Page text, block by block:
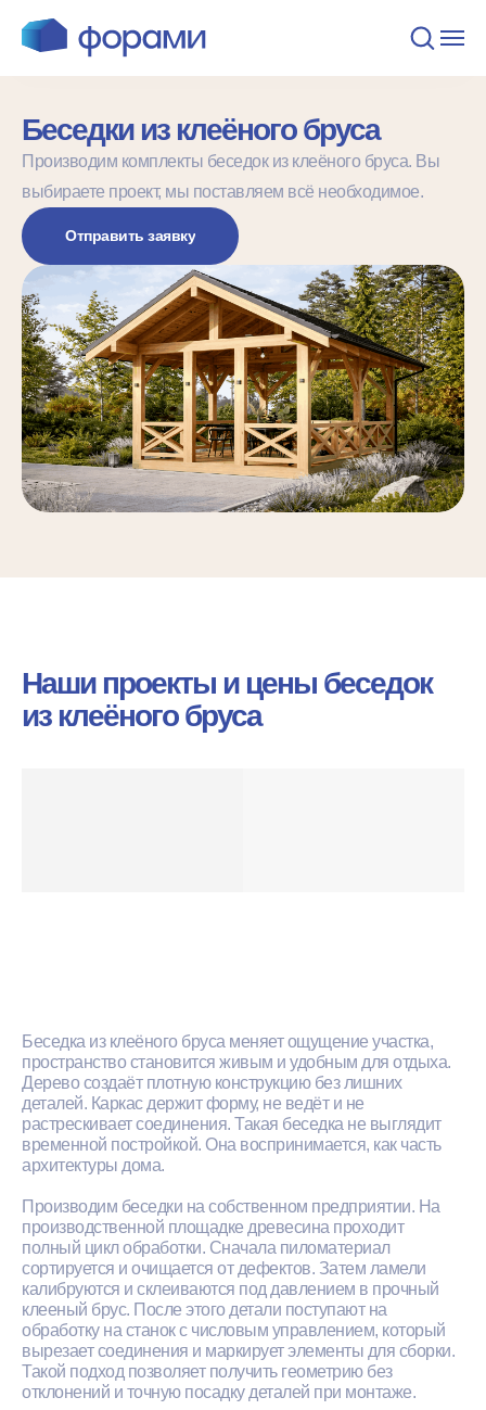
Беседки из клеёного бруса
Производим комплекты беседок из клеёного бруса. Вы
выбираете проект, мы поставляем всё необходимое.
Отправить заявку
Наши проекты и цены беседок
из клеёного бруса
Беседка из клеёного бруса меняет ощущение участка,
пространство становится живым и удобным для отдыха.
Дерево создаёт плотную конструкцию без лишних
деталей. Каркас держит форму, не ведёт и не
растрескивает соединения. Такая беседка не выглядит
временной постройкой. Она воспринимается, как часть
архитектуры дома.
Производим беседки на собственном предприятии. На
производственной площадке древесина проходит
полный цикл обработки. Сначала пиломатериал
сортируется и очищается от дефектов. Затем ламели
калибруются и склеиваются под давлением в прочный
клееный брус. После этого детали поступают на
обработку на станок с числовым управлением, который
вырезает соединения и маркирует элементы для сборки.
Такой подход позволяет получить геометрию без
отклонений и точную посадку деталей при монтаже.